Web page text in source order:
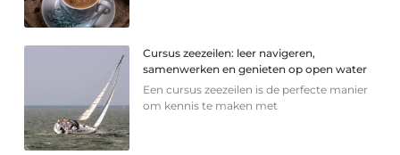
Cursus zeezeilen: leer navigeren,
samenwerken en genieten op open water
Een cursus zeezeilen is de perfecte manier
om kennis te maken met